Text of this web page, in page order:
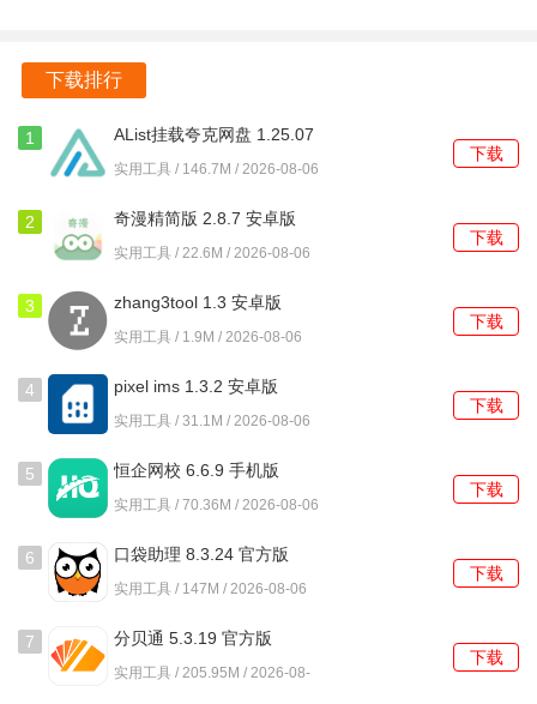
卓版
下载排行
1
AList挂载夸克网盘 1.25.07
安卓版
实用工具 / 146.7M / 2026-08-06
下载
2 奇漫精简版 2.8.7 安卓版
实用工具 / 22.6M / 2026-08-06
下载
3 zhang3tool 1.3 安卓版
实用工具 / 1.9M / 2026-08-06
下载
4 pixel ims 1.3.2 安卓版
实用工具 / 31.1M / 2026-08-06
下载
5 恒企网校 6.6.9 手机版
实用工具 / 70.36M / 2026-08-06
下载
6 口袋助理 8.3.24 官方版
实用工具 / 147M / 2026-08-06
下载
7 分贝通 5.3.19 官方版
实用工具 / 205.95M / 2026-08-
下载